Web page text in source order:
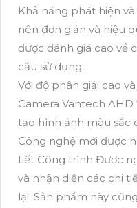
Khả năng phát hiện
nên đơn giản và hiệu
được đánh giá cao về
cầu sử dụng.
Với độ phân giải cao
Camera Vantech AHD
tạo hình ảnh màu sắc
Công nghệ mới được
tiết Công trình Được
và nhận diện các chi
lại. Sản phẩm này